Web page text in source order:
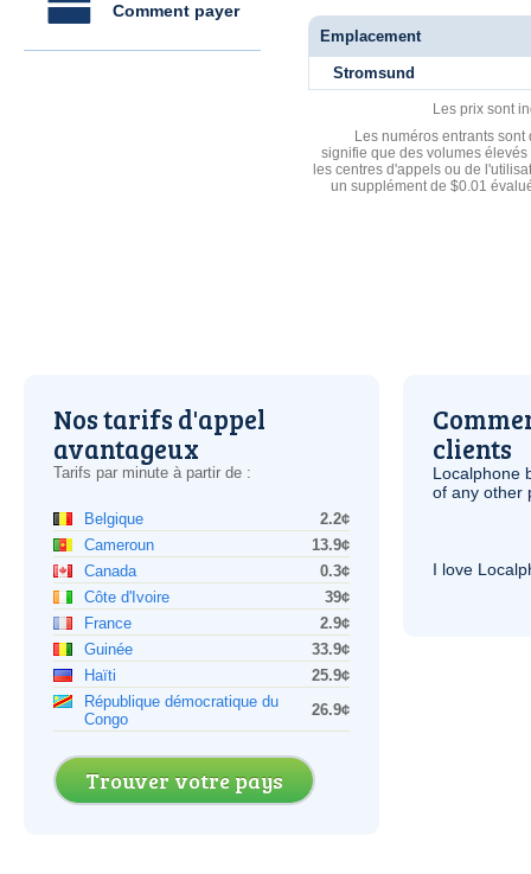
Comment payer
Emplacement
Stromsund
Les prix sont
Les numéros entrants
signifie que des volumes
les centres d'appels ou de
un supplément de $0.01
Nos tarifs d'appel
avantageux
Tarifs par minute à partir de :
Belgique
2.2¢
Cameroun
13.9¢
Canada
0.3¢
Côte d'Ivoire
39¢
France
2.9¢
Guinée
33.9¢
Haïti
25.9¢
République démocratique du
Congo
26.9¢
Trouver votre pays
clients
Localphone
of any other
I love